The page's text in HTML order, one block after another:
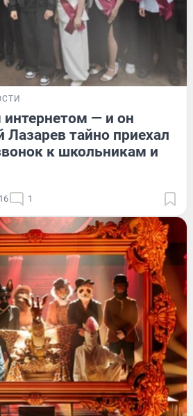
интернетом — и он
Лазарев тайно приехал
к школьникам и
1